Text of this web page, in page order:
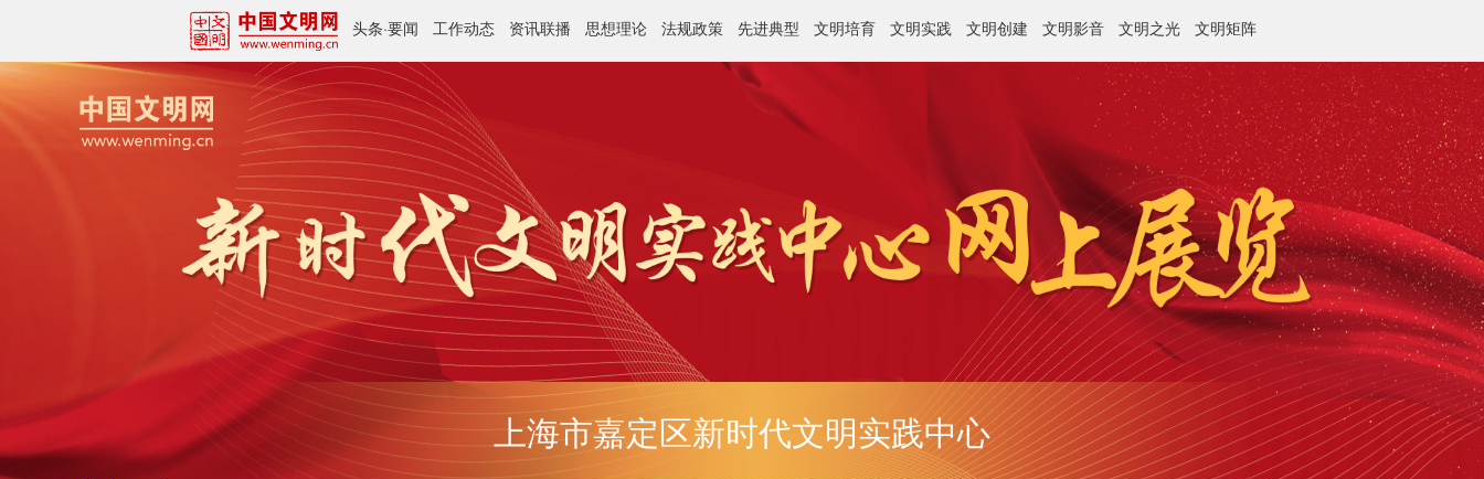
头条·要闻 工作动态 资讯联播 思想理论 法规政策 先进典型 文明培育 文明实践 文明创建 文明影音 文明之光 文明矩阵
上海市嘉定区新时代文明实践中心